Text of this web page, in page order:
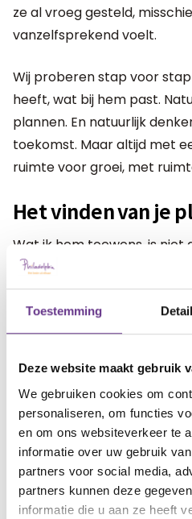
Toestemming
Deze website maakt gebruik
We gebruiken cookies om
personaliseren, om functies
en om ons websiteverkeer te
informatie over uw gebruik
partners voor social media,
partners kunnen deze
informatie die u aan ze heeft
ze al vroeg gesteld,
vanzelfsprekend voelt.
Wij proberen stap voor
heeft, wat bij hem past.
plannen. En natuurlijk
toekomst. Maar altijd met
ruimte voor groei, met
Het vinden van je
Wat ik hem toewens, is niet
toewenst. Dat hij zijn plek
waar hij blij van wordt. Dat
mensen die hem
zoals wij die kennen.
Deze tekst is niet bedoeld
uitnodiging om even stil te
over kinderen als Joas.
Wat vind je van dit
29 1